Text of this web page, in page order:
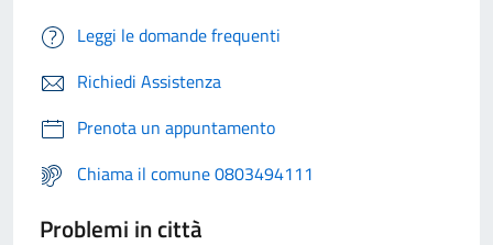
Leggi le domande frequenti
Richiedi Assistenza
Prenota un appuntamento
Chiama il comune 0803494111
Problemi in città